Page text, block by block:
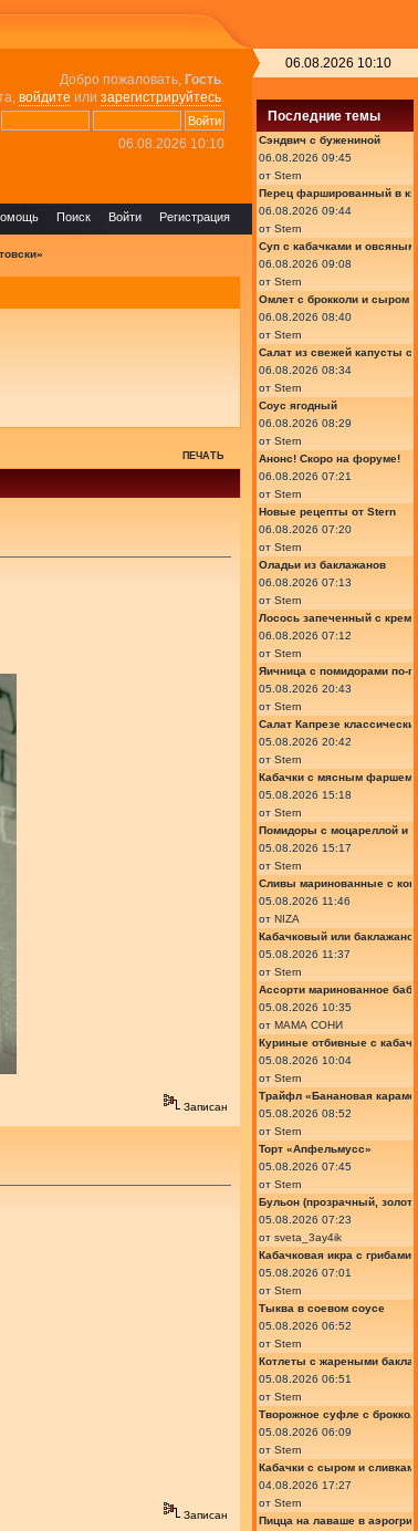
Добро пожаловать, Гость.
войдите или зарегистрируйтесь.
06.08.2026 10:10
Регистрация
Войти
Поиск
ПЕЧАТЬ
Записан
Записан
06.08.2026 10:10
Последние темы
Сэндвич с бужениной
06.08.2026 09:45
от Stern
Перец фаршированный в
06.08.2026 09:44
от Stern
Суп с кабачками и
06.08.2026 09:08
от Stern
Омлет с брокколи и сыром
06.08.2026 08:40
от Stern
Салат из свежей капусты
06.08.2026 08:34
от Stern
Соус ягодный
06.08.2026 08:29
от Stern
Анонс! Скоро на форуме!
06.08.2026 07:21
от Stern
Новые рецепты от Stern
06.08.2026 07:20
от Stern
Оладьи из баклажанов
06.08.2026 07:13
от Stern
Лосось запеченный с
06.08.2026 07:12
от Stern
Яичница с помидорами по-
05.08.2026 20:43
от Stern
Салат Капрезе
05.08.2026 20:42
от Stern
Кабачки с мясным фаршем
05.08.2026 15:18
от Stern
Помидоры с моцареллой и
05.08.2026 15:17
от Stern
Сливы маринованные с
05.08.2026 11:46
от NIZA
Кабачковый или
05.08.2026 11:37
от Stern
Ассорти маринованное
05.08.2026 10:35
от МАМА СОНИ
Куриные отбивные с
05.08.2026 10:04
от Stern
Трайфл «Банановая
05.08.2026 08:52
от Stern
Торт «Апфельмусс»
05.08.2026 07:45
от Stern
Бульон (прозрачный,
05.08.2026 07:23
от sveta_3ay4ik
Кабачковая икра с грибами
05.08.2026 07:01
от Stern
Тыква в соевом соусе
05.08.2026 06:52
от Stern
Котлеты с жареными
05.08.2026 06:51
от Stern
Творожное суфле с
05.08.2026 06:09
от Stern
Кабачки с сыром и
04.08.2026 17:27
от Stern
Пицца на лаваше в